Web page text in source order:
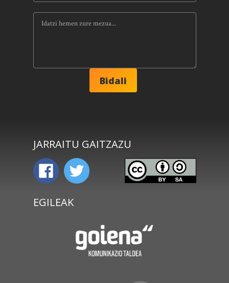
JARRAITU GAITZAZU
EGILEAK